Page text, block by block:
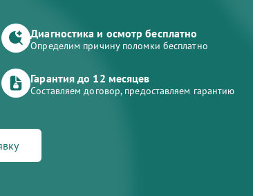
Диагностика и осмотр бесплатно
Определим причину поломки бесплатно
Гарантия до 12 месяцев
Составляем договор, предоставляем гарантию